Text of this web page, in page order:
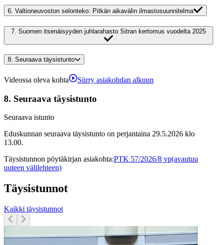
6. Valtioneuvoston selonteko: Pitkän aikavälin ilmastosuunnitelma
7. Suomen itsenäisyyden juhlarahasto Sitran kertomus vuodelta 2025
8. Seuraava täysistunto
Videossa oleva kohta Siirry asiakohdan alkuun
8. Seuraava täysistunto
Seuraava istunto
Eduskunnan seuraava täysistunto on perjantaina 29.5.2026 klo
13.00.
Täysistunnon pöytäkirjan asiakohta:PTK 57/2026/8 vp(avautuu
uuteen välilehteen)
Täysistunnot
Kaikki täysistunnot